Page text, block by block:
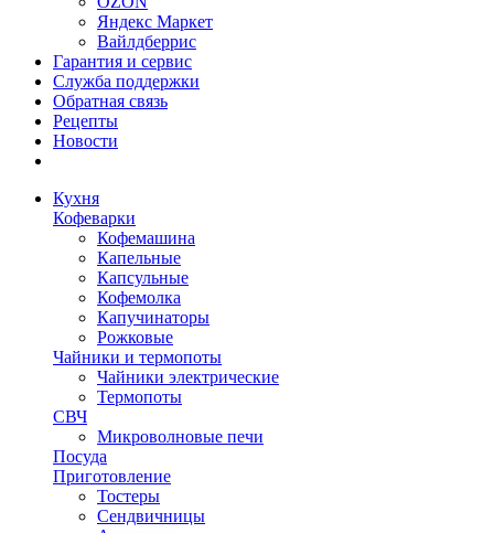
Яндекс Маркет
Вайлдберрис
Гарантия и сервис
Служба поддержки
Обратная связь
Рецепты
Новости
Кухня
Кофеварки
Кофемашина
Капельные
Капсульные
Кофемолка
Капучинаторы
Рожковые
Чайники и термопоты
Чайники электрические
Термопоты
СВЧ
Микроволновые печи
Посуда
Приготовление
Тостеры
Сендвичницы